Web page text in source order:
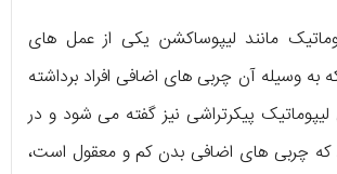
مانند لیپوساکشن یکی از عمل های
وسیله آن چربی های اضافی افراد برداشته
پیکرتراشی نیز گفته می شود و در
که چربی های اضافی بدن کم و معقول است،